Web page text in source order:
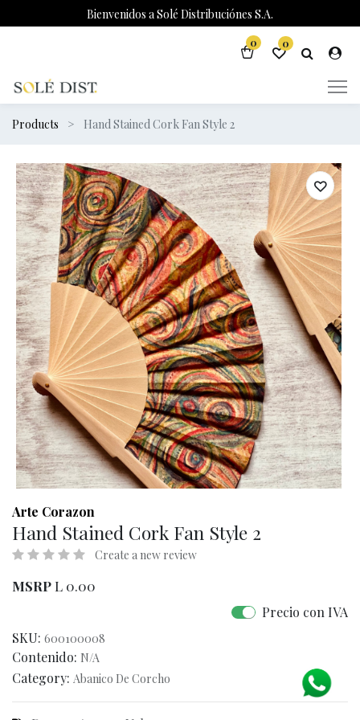
Bienvenidos a Solé Distribuciónes S.A.
0 0
Products Hand Stained Cork Fan Style 2
Arte Corazon
Hand Stained Cork Fan Style 2
Create a new review
MSRPL 0.00
Precio con IVA
SKU: 600100008
Contenido: N/A
Category: Abanico De Corcho